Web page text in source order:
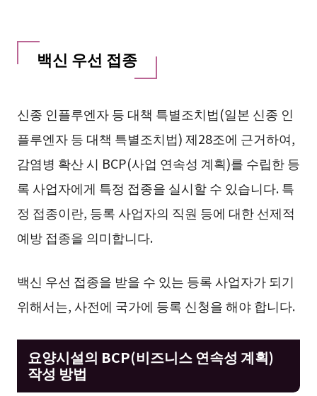
백신 우선 접종
신종 인플루엔자 등 대책 특별조치법(일본 신종 인
플루엔자 등 대책 특별조치법) 제28조에 근거하여,
감염병 확산 시 BCP(사업 연속성 계획)를 수립한 등
록 사업자에게 특정 접종을 실시할 수 있습니다. 특
정 접종이란, 등록 사업자의 직원 등에 대한 선제적
예방 접종을 의미합니다.
백신 우선 접종을 받을 수 있는 등록 사업자가 되기
위해서는, 사전에 국가에 등록 신청을 해야 합니다.
요양시설의 BCP(비즈니스 연속성 계획)
작성 방법